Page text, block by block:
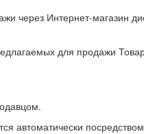
через Интернет-магазин
для продажи
автоматически